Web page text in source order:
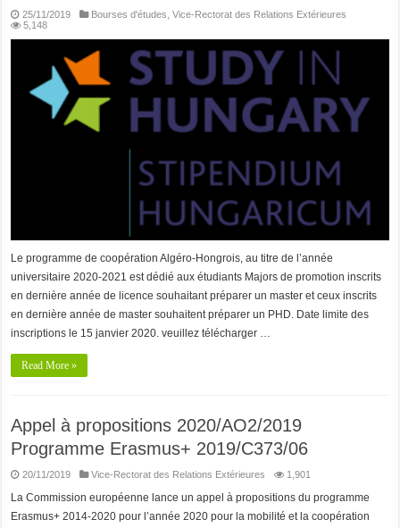
25/11/2019 Bourses d'études ,Vice-Rectorat des Relations Extérieures
5,148
Le programme de coopération Algéro-Hongrois, au titre de l’année
universitaire 2020-2021 est dédié aux étudiants Majors de promotion inscrits
en dernière année de licence souhaitant préparer un master et ceux inscrits
en dernière année de master souhaitent préparer un PHD. Date limite des
inscriptions le 15 janvier 2020. veuillez télécharger …
Read More »
Appel à propositions 2020/AO2/2019
Programme Erasmus+ 2019/C373/06
20/11/2019 Vice-Rectorat des Relations Extérieures 1,901
La Commission européenne lance un appel à propositions du programme
Erasmus+ 2014-2020 pour l’année 2020 pour la mobilité et la coopération